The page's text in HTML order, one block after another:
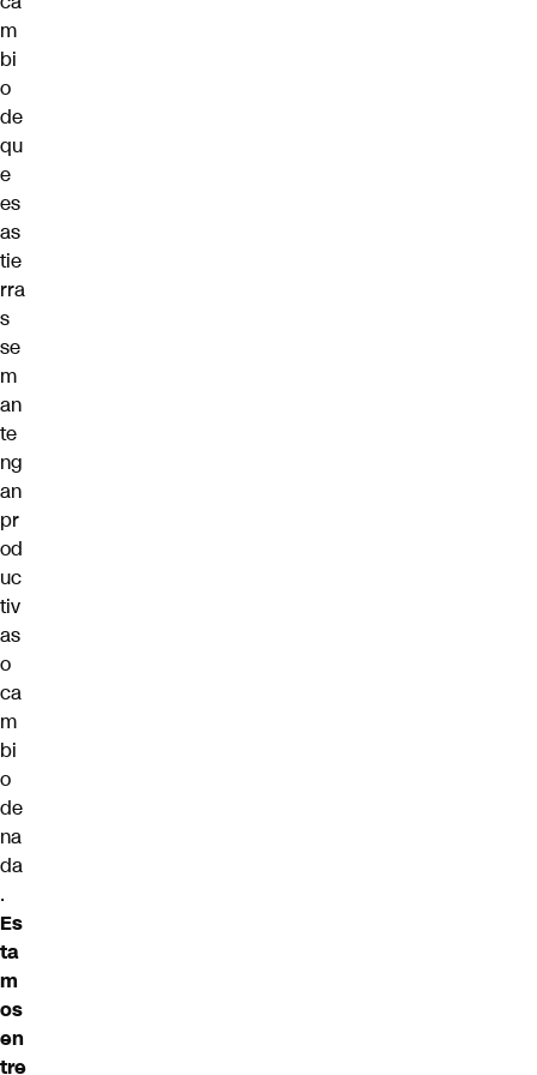
m
bi
o
de
qu
e
es
as
tie
rra
s
se
m
an
te
ng
an
pr
od
uc
tiv
as
o
ca
m
bi
o
de
na
da
.
Es
ta
m
os
en
tre